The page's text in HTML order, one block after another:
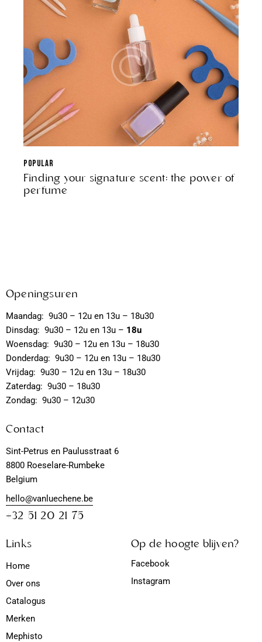
POPULAR
Finding your signature scent: the power of
perfume
Openingsuren
Maandag: 9u30 – 12u en 13u – 18u30
Dinsdag: 9u30 – 12u en 13u – 18u
Woensdag: 9u30 – 12u en 13u – 18u30
Donderdag: 9u30 – 12u en 13u – 18u30
Vrijdag: 9u30 – 12u en 13u – 18u30
Zaterdag: 9u30 – 18u30
Zondag: 9u30 – 12u30
Contact
Sint-Petrus en Paulusstraat 6
8800 Roeselare-Rumbeke
Belgium
hello@vanluechene.be
+32 51 20 21 75
Links
Home
Over ons
Catalogus
Merken
Mephisto
Op de hoogte blijven?
Facebook
Instagram